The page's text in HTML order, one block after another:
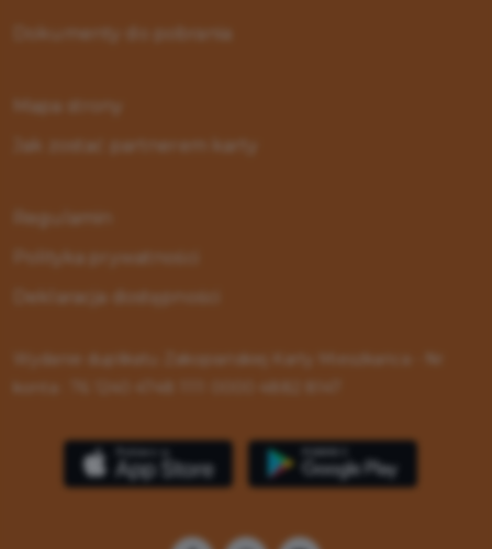
Mapa strony
Jak zostać partnerem karty
Deklaracja dostępności